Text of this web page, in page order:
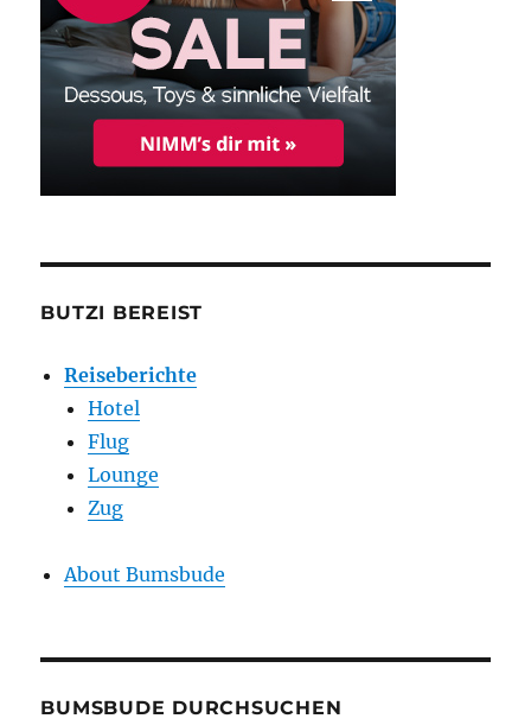
BUTZI BEREIST
Reiseberichte
Hotel
Flug
Lounge
Zug
About Bumsbude
BUMSBUDE DURCHSUCHEN